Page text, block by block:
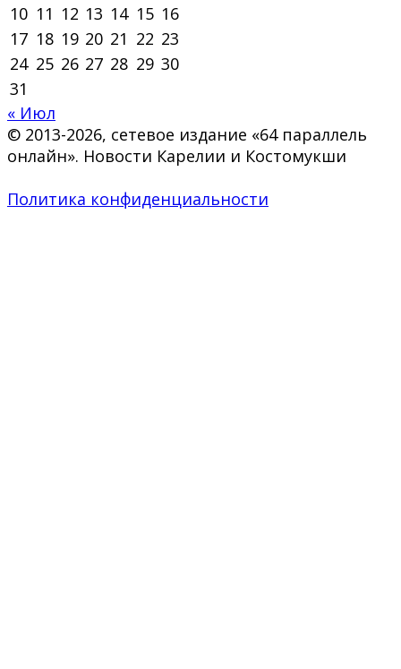
10 11 12 13 14 15 16
17 18 19 20 21 22 23
24 25 26 27 28 29 30
31
« Июл
© 2013-2026, сетевое издание «64 параллель
онлайн». Новости Карелии и Костомукши
Политика конфиденциальности